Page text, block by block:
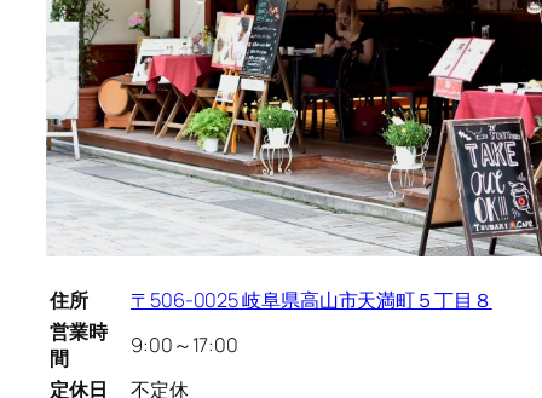
住所
〒506-0025 岐阜県高山市天満町５丁目８
営業時
間
9:00～17:00
定休日
不定休